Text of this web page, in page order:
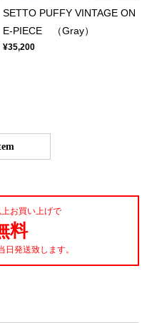
SETTO PUFFY VINTAGE ON
E-PIECE （Gray）
¥35,200
お買い上げで
料
発送致します。